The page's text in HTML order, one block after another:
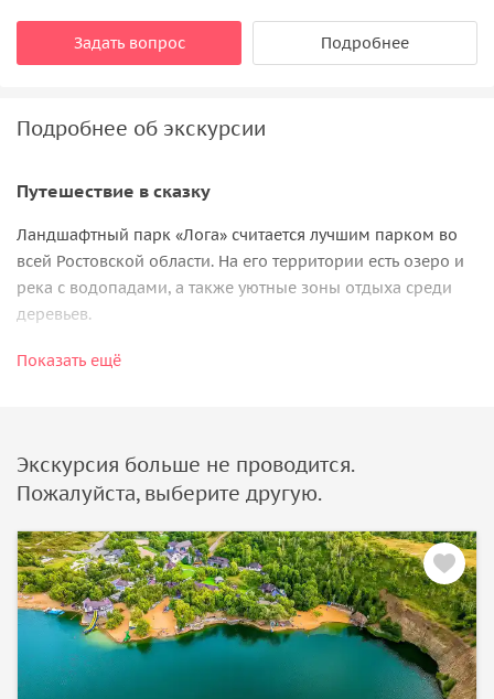
Задать вопрос Подробнее
Подробнее об экскурсии
Путешествие в сказку
Ландшафтный парк «Лога» считается лучшим парком во
всей Ростовской области. На его территории есть озеро и
река с водопадами, а также уютные зоны отдыха среди
деревьев.
Мастера работают в кузнечной и столярной мастерской,
В зоне с мангалами можно устроить пикник, а в
«Птичий двор»— понаблюдать за птицами и животными,
которых тут более 50 видов.
С детьми хорошо будет провести время на игровой
площадке, на аттракционах и в зоне с кривыми
зеркалами, а после этого пойти в кафе или ресторан.
Показать ещё
Экскурсия больше не проводится.
Пожалуйста, выберите другую.